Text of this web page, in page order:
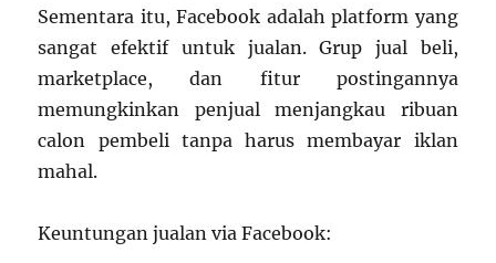
Sementara itu, Facebook adalah platform yang
sangat efektif untuk jualan. Grup jual beli,
marketplace, dan fitur postingannya
memungkinkan penjual menjangkau ribuan
calon pembeli tanpa harus membayar iklan
mahal.
Keuntungan jualan via Facebook: